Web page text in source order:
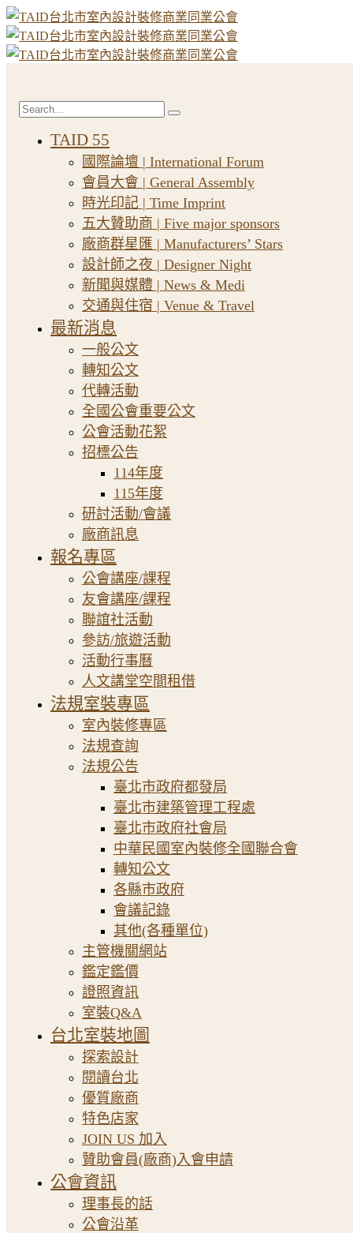
TAID 55
國際論壇 | International Forum
會員大會 | General Assembly
時光印記 | Time Imprint
五大贊助商 | Five major sponsors
廠商群星匯 | Manufacturers’ Stars
設計師之夜 | Designer Night
新聞與媒體 | News & Medi
交通與住宿 | Venue & Travel
最新消息
一般公文
轉知公文
代轉活動
全國公會重要公文
公會活動花絮
招標公告
114年度
115年度
研討活動/會議
廠商訊息
報名專區
公會講座/課程
友會講座/課程
聯誼社活動
參訪/旅遊活動
活動行事曆
人文講堂空間租借
法規室裝專區
室內裝修專區
法規查詢
法規公告
臺北市政府都發局
臺北市建築管理工程處
臺北市政府社會局
中華民國室內裝修全國聯合會
轉知公文
各縣市政府
會議記錄
其他(各種單位)
主管機關網站
鑑定鑑價
證照資訊
室裝Q&A
台北室裝地圖
探索設計
閱讀台北
優質廠商
特色店家
JOIN US 加入
贊助會員(廠商)入會申請
公會資訊
理事長的話
公會沿革